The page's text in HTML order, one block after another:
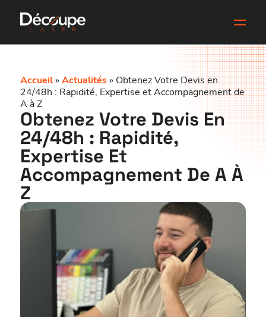
Accueil» Actualités» Obtenez Votre Devis en
24/48h : Rapidité, Expertise et Accompagnement de
A à Z
Obtenez Votre Devis En
24/48h : Rapidité,
Expertise Et
Accompagnement De A À
Z